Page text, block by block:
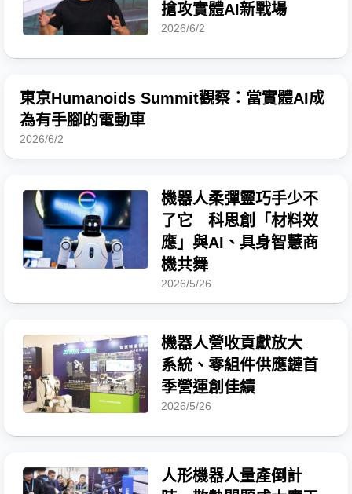
搶攻實體AI新戰場
2026/6/2
東京Humanoids Summit觀察：當實體AI成
為有手腳的電動車
2026/6/2
機器人柔彈靈巧手少不
了它 科思創「材料效
應」與AI、具身智慧商
機共舞
2026/5/26
機器人營收貢獻放大
系統、零組件供應鏈首
季營運創佳績
2026/5/26
人形機器人量產倒計